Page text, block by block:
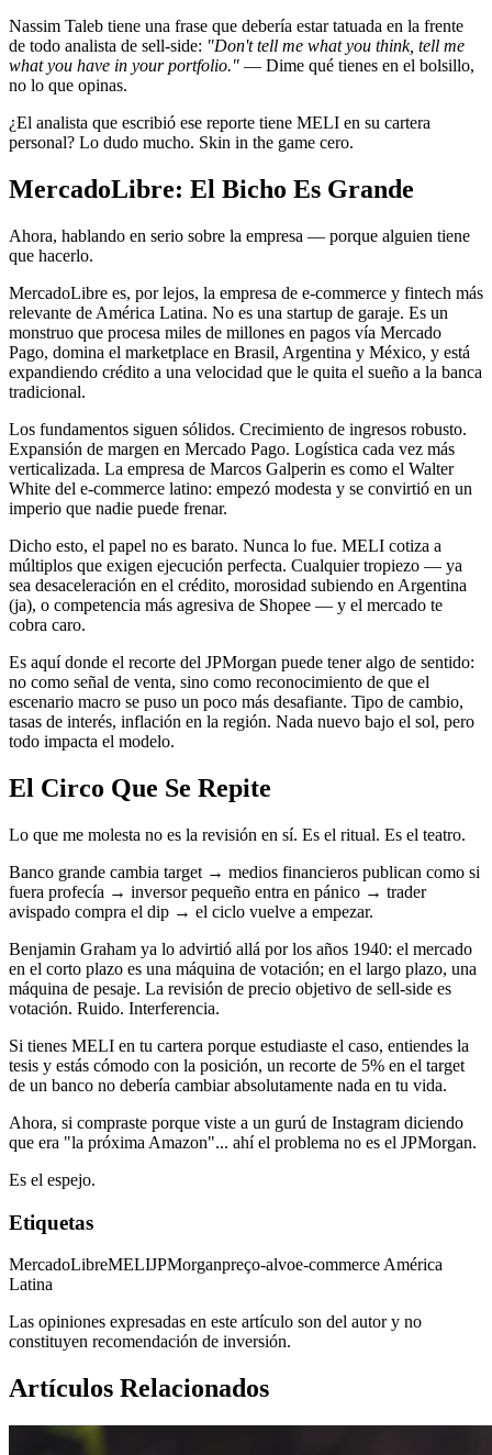
Nassim Taleb tiene una frase que debería estar tatuada en la frente
de todo analista de sell-side: "Don't tell me what you think, tell me
what you have in your portfolio." — Dime qué tienes en el bolsillo,
no lo que opinas.
¿El analista que escribió ese reporte tiene MELI en su cartera
personal? Lo dudo mucho. Skin in the game cero.
MercadoLibre: El Bicho Es Grande
Ahora, hablando en serio sobre la empresa — porque alguien tiene
que hacerlo.
MercadoLibre es, por lejos, la empresa de e-commerce y fintech más
relevante de América Latina. No es una startup de garaje. Es un
monstruo que procesa miles de millones en pagos vía Mercado
Pago, domina el marketplace en Brasil, Argentina y México, y está
expandiendo crédito a una velocidad que le quita el sueño a la banca
tradicional.
Los fundamentos siguen sólidos. Crecimiento de ingresos robusto.
Expansión de margen en Mercado Pago. Logística cada vez más
verticalizada. La empresa de Marcos Galperin es como el Walter
White del e-commerce latino: empezó modesta y se convirtió en un
imperio que nadie puede frenar.
Dicho esto, el papel no es barato. Nunca lo fue. MELI cotiza a
múltiplos que exigen ejecución perfecta. Cualquier tropiezo — ya
sea desaceleración en el crédito, morosidad subiendo en Argentina
(ja), o competencia más agresiva de Shopee — y el mercado te
cobra caro.
Es aquí donde el recorte del JPMorgan puede tener algo de sentido:
no como señal de venta, sino como reconocimiento de que el
escenario macro se puso un poco más desafiante. Tipo de cambio,
tasas de interés, inflación en la región. Nada nuevo bajo el sol, pero
todo impacta el modelo.
El Circo Que Se Repite
Lo que me molesta no es la revisión en sí. Es el ritual. Es el teatro.
Banco grande cambia target → medios financieros publican como si
fuera profecía → inversor pequeño entra en pánico → trader
avispado compra el dip → el ciclo vuelve a empezar.
Benjamin Graham ya lo advirtió allá por los años 1940: el mercado
en el corto plazo es una máquina de votación; en el largo plazo, una
máquina de pesaje. La revisión de precio objetivo de sell-side es
votación. Ruido. Interferencia.
Si tienes MELI en tu cartera porque estudiaste el caso, entiendes la
tesis y estás cómodo con la posición, un recorte de 5% en el target
de un banco no debería cambiar absolutamente nada en tu vida.
Ahora, si compraste porque viste a un gurú de Instagram diciendo
que era "la próxima Amazon"... ahí el problema no es el JPMorgan.
Es el espejo.
Etiquetas
MercadoLibreMELIJPMorganpreço-alvoe-commerce América
Latina
Las opiniones expresadas en este artículo son del autor y no
constituyen recomendación de inversión.
Artículos Relacionados